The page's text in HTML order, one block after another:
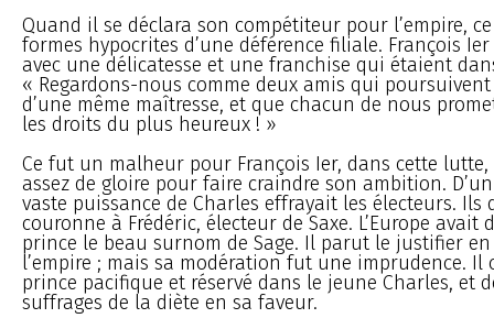
Quand il se déclara son compétiteur pour l’empire,
formes hypocrites d’une déférence filiale. François
avec une délicatesse et une franchise qui étaient
« Regardons-nous comme deux amis qui
d’une même maîtresse, et que chacun de nous
les droits du plus heureux ! »
Ce fut un malheur pour François Ier, dans cette lutte,
assez de gloire pour faire craindre son ambition.
vaste puissance de Charles effrayait les électeurs. Ils
couronne à Frédéric, électeur de Saxe. L’Europe avait
prince le beau surnom de Sage. Il parut le justifier
l’empire ; mais sa modération fut une imprudence.
prince pacifique et réservé dans le jeune Charles, et
suffrages de la diète en sa faveur.